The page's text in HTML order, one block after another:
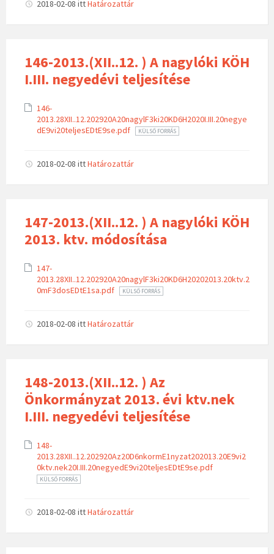
2018-02-08 ittHatározattár
146-2013.(XII..12. ) A nagylóki KÖH
I.III. negyedévi teljesítése
146-
2013.28XII..12.202920A20nagylF3ki20KD6H2020I.III.20negye
dE9vi20teljesEDtE9se.pdf
KÜLSŐ FORRÁS
2018-02-08 ittHatározattár
147-2013.(XII..12. ) A nagylóki KÖH
2013. ktv. módosítása
147-
2013.28XII..12.202920A20nagylF3ki20KD6H20202013.20ktv.2
0mF3dosEDtE1sa.pdf
KÜLSŐ FORRÁS
2018-02-08 ittHatározattár
148-2013.(XII..12. ) Az
Önkormányzat 2013. évi ktv.nek
I.III. negyedévi teljesítése
148-
2013.28XII..12.202920Az20D6nkormE1nyzat202013.20E9vi2
0ktv.nek20I.III.20negyedE9vi20teljesEDtE9se.pdf
KÜLSŐ FORRÁS
2018-02-08 ittHatározattár